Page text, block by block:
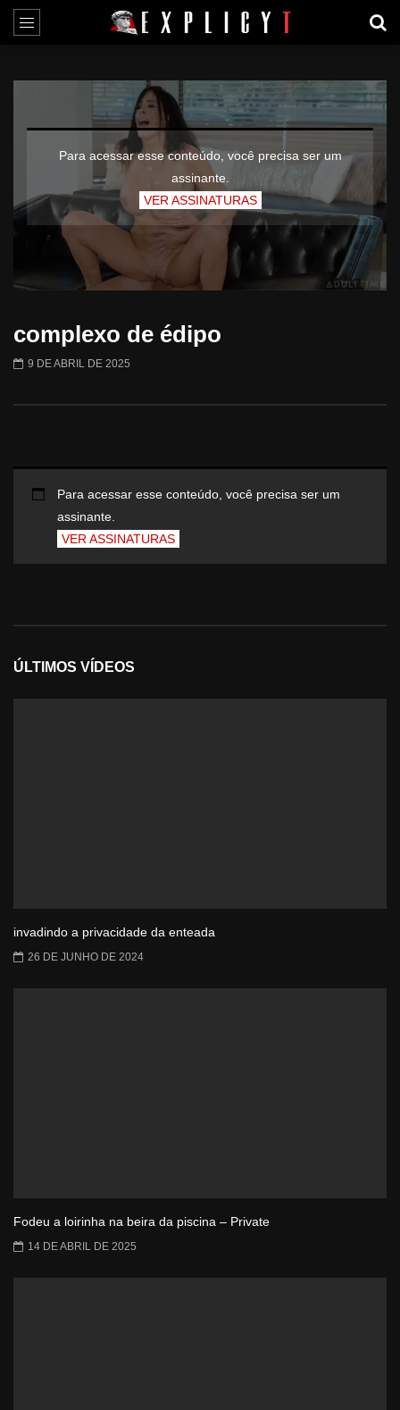
Para acessar esse conteúdo, você precisa ser um
assinante.
VER ASSINATURAS
complexo de édipo
9 DE ABRIL DE 2025
Para acessar esse conteúdo, você precisa ser um
assinante.
VER ASSINATURAS
ÚLTIMOS VÍDEOS
invadindo a privacidade da enteada
26 DE JUNHO DE 2024
Fodeu a loirinha na beira da piscina – Private
14 DE ABRIL DE 2025